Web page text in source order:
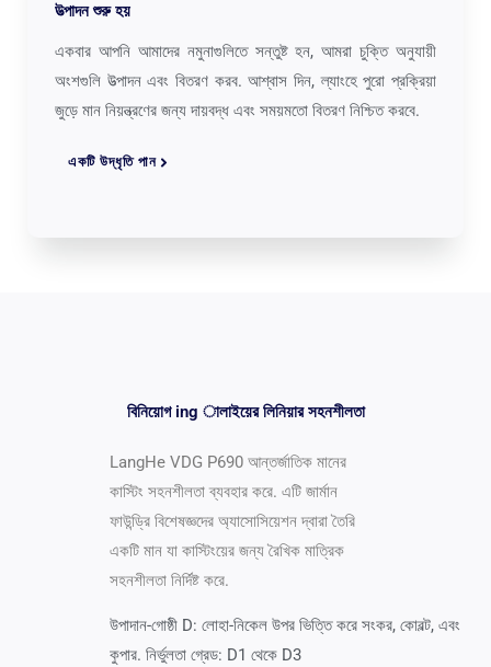
উত্পাদন শুরু হয়
একবার আপনি আমাদের নমুনাগুলিতে সন্তুষ্ট হন, আমরা চুক্তি অনুযায়ী
অংশগুলি উত্পাদন এবং বিতরণ করব. আশ্বাস দিন, ল্যাংহে পুরো প্রক্রিয়া
জুড়ে মান নিয়ন্ত্রণের জন্য দায়বদ্ধ এবং সময়মতো বিতরণ নিশ্চিত করবে.
একটি উদ্ধৃতি পান
বিনিয়োগ ing ালাইয়ের লিনিয়ার সহনশীলতা
LangHe VDG P690 আন্তর্জাতিক মানের
কাস্টিং সহনশীলতা ব্যবহার করে. এটি জার্মান
ফাউন্ড্রি বিশেষজ্ঞদের অ্যাসোসিয়েশন দ্বারা তৈরি
একটি মান যা কাস্টিংয়ের জন্য রৈখিক মাত্রিক
সহনশীলতা নির্দিষ্ট করে.
উপাদান-গোষ্ঠী D: লোহা-নিকেল উপর ভিত্তি করে সংকর, কোবল্ট, এবং
কুপার. নির্ভুলতা গ্রেড: D1 থেকে D3